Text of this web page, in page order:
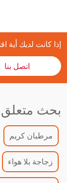
إذا كانت لديك أية
اتصل بنا
بحث متعلق
مرطبان كريم
زجاجة بلا هواء